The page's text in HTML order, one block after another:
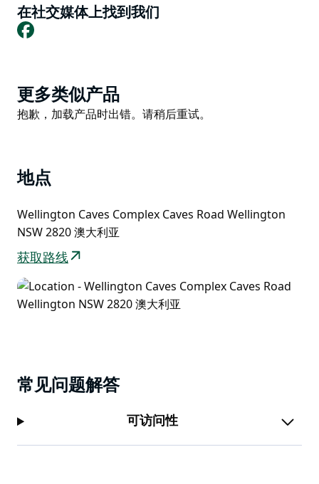
孩子们奔跑探索的理想场所，您也可以在这里放松身心。
惠灵顿大泽野日本花园建于1999年，种植了1500株植
风景如画的花园是您漫步或享用户外午餐的理想场所，设
有座位。这座人工“山”是花园的主要特色，水从山上涓涓
在社交媒体上找到我们
Facebook
Product
List
更多类似产品
Product
抱歉，加载产品时出错。请稍后重试。
地点
Wellington Caves Complex Caves Road Wellington
NSW 2820 澳大利亚
获取路线
常见问题解答
可访问性